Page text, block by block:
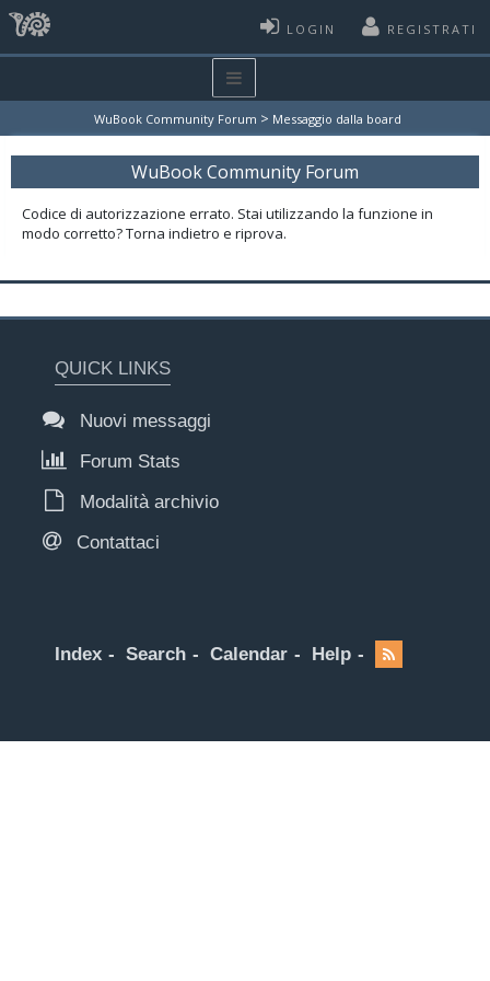
LOGIN REGISTRATI
WuBook Community Forum > Messaggio dalla board
WuBook Community Forum
Codice di autorizzazione errato. Stai utilizzando la funzione in
modo corretto? Torna indietro e riprova.
QUICK LINKS
Nuovi messaggi
Forum Stats
Modalità archivio
Contattaci
Index Search Calendar Help